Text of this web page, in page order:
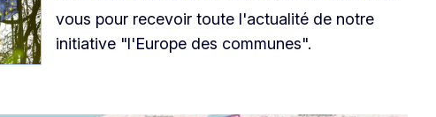
vous pour recevoir toute l'actualité de notre
initiative "l'Europe des communes".